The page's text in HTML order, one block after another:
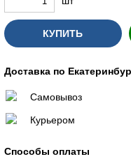
КУПИТЬ
Доставка по
Самовывоз
Курьером
Способы оплаты